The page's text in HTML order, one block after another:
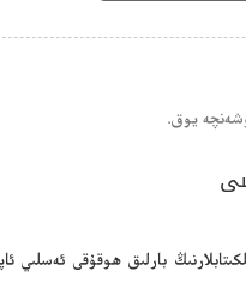
يوق.
بارلىق ھوقۇقى